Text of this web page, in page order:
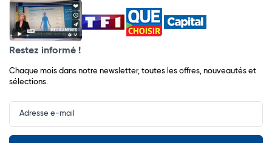
Restez informé !
Chaque mois dans notre newsletter, toutes les offres, nouveautés et
sélections.
Input
Newsletter